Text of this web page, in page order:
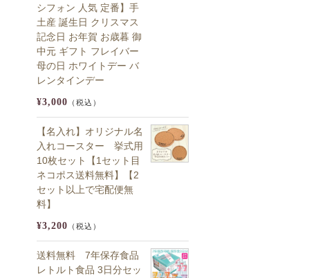
シフォン 人気 定番】手
土産 誕生日 クリスマス
記念日 お年賀 お歳暮 御
中元 ギフト フレイバー
母の日 ホワイトデー バ
レンタインデー
¥3,000 （税込）
【名入れ】オリジナル名
入れコースター 挙式用
10枚セット【1セット目
ネコポス送料無料】【2
セット以上で宅配便無
料】
¥3,200 （税込）
送料無料 7年保存食品
レトルト食品 3日分セッ